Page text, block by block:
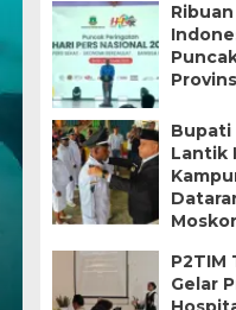
Bupati
Lantik
P2TIM
Gelar